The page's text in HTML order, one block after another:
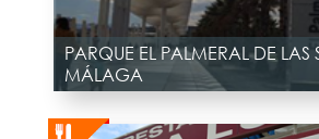
PARQUE EL PALMERAL DE LAS
MÁLAGA